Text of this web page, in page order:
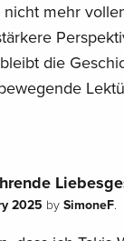
mehr
die
2025 by SimoneF.